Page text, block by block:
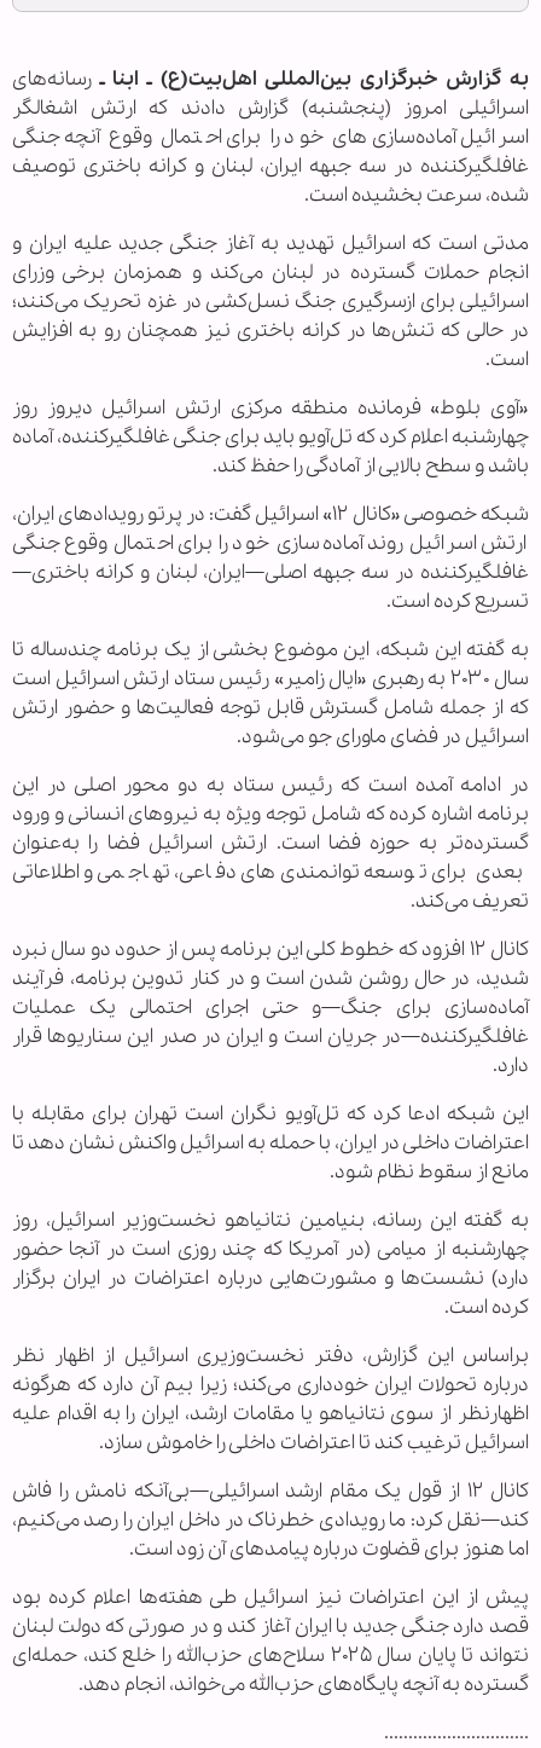
به گزارش خبرگزاری بین‌المللی اهل‌بیت(ع) ـ ابنا ـ رسانه‌های
اسرائیلی امروز (پنجشنبه) گزارش دادند که ارتش اشغالگر
اسرائیل آماده‌سازی‌های خود را برای احتمال وقوع آنچه جنگی
غافلگیرکننده در سه جبهه ایران، لبنان و کرانه باختری توصیف
شده، سرعت بخشیده است.
مدتی است که اسرائیل تهدید به آغاز جنگی جدید علیه ایران و
انجام حملات گسترده در لبنان می‌کند و همزمان برخی وزرای
اسرائیلی برای ازسرگیری جنگ نسل‌کشی در غزه تحریک می‌کنند؛
در حالی که تنش‌ها در کرانه باختری نیز همچنان رو به افزایش
است.
«آوی بلوط» فرمانده منطقه مرکزی ارتش اسرائیل دیروز روز
چهارشنبه اعلام کرد که تل‌آویو باید برای جنگی غافلگیرکننده، آماده
باشد و سطح بالایی از آمادگی را حفظ کند.
شبکه خصوصی «کانال ۱۲» اسرائیل گفت: در پرتو رویدادهای ایران،
ارتش اسرائیل روند آماده‌سازی خود را برای احتمال وقوع جنگی
غافلگیرکننده در سه جبهه اصلی—ایران، لبنان و کرانه باختری—
تسریع کرده است.
به گفته این شبکه، این موضوع بخشی از یک برنامه چندساله تا
سال ۲۰۳۰ به رهبری «ایال زامیر» رئیس ستاد ارتش اسرائیل است
که از جمله شامل گسترش قابل توجه فعالیت‌ها و حضور ارتش
اسرائیل در فضای ماورای جو می‌شود.
در ادامه آمده است که رئیس ستاد به دو محور اصلی در این
برنامه اشاره کرده که شامل توجه ویژه به نیروهای انسانی و ورود
گسترده‌تر به حوزه فضا است. ارتش اسرائیل فضا را به‌عنوان
بعدی برای توسعه توانمندی‌های دفاعی، تهاجمی و اطلاعاتی
تعریف می‌کند.
کانال ۱۲ افزود که خطوط کلی این برنامه پس از حدود دو سال نبرد
شدید، در حال روشن شدن است و در کنار تدوین برنامه، فرآیند
آماده‌سازی برای جنگ—و حتی اجرای احتمالی یک عملیات
غافلگیرکننده—در جریان است و ایران در صدر این سناریوها قرار
دارد.
این شبکه ادعا کرد که تل‌آویو نگران است تهران برای مقابله با
اعتراضات داخلی در ایران، با حمله به اسرائیل واکنش نشان دهد تا
مانع از سقوط نظام شود.
به گفته این رسانه، بنیامین نتانیاهو نخست‌وزیر اسرائیل، روز
چهارشنبه از میامی (در آمریکا که چند روزی است در آنجا حضور
دارد) نشست‌ها و مشورت‌هایی درباره اعتراضات در ایران برگزار
کرده است.
براساس این گزارش، دفتر نخست‌وزیری اسرائیل از اظهار نظر
درباره تحولات ایران خودداری می‌کند؛ زیرا بیم آن دارد که هرگونه
اظهارنظر از سوی نتانیاهو یا مقامات ارشد، ایران را به اقدام علیه
اسرائیل ترغیب کند تا اعتراضات داخلی را خاموش سازد.
کانال ۱۲ از قول یک مقام ارشد اسرائیلی—بی‌آنکه نامش را فاش
کند—نقل کرد: ما رویدادی خطرناک در داخل ایران را رصد می‌کنیم،
اما هنوز برای قضاوت درباره پیامدهای آن زود است.
پیش از این اعتراضات نیز اسرائیل طی هفته‌ها اعلام کرده بود
قصد دارد جنگی جدید با ایران آغاز کند و در صورتی که دولت لبنان
نتواند تا پایان سال ۲۰۲۵ سلاح‌های حزب‌الله را خلع کند، حمله‌ای
گسترده به آنچه پایگاه‌های حزب‌الله می‌خواند، انجام دهد.
..............................